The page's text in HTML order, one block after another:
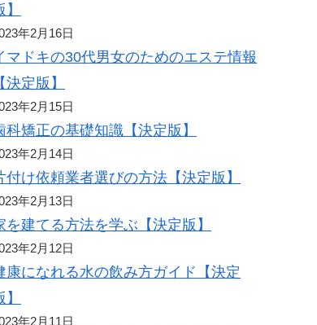
】
年2月16日
マドキの30代男女のためのエステ情報
【決定版】
年2月15日
科矯正の基礎知識【決定版】
年2月14日
付け依頼業者選びの方法【決定版】
年2月13日
を建てる方法を学ぶ【決定版】
年2月12日
康になれる水の飲み方ガイド【決定
】
年2月11日